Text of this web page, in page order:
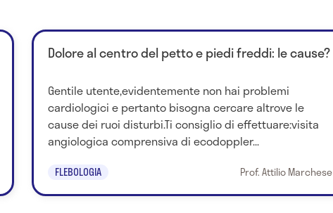
Dolore al centro del petto e piedi freddi: le cause?
Gentile utente,evidentemente non hai problemi
cardiologici e pertanto bisogna cercare altrove le
cause dei ruoi disturbi.Ti consiglio di effettuare:visita
angiologica comprensiva di ecodoppler...
FLEBOLOGIA Prof. Attilio Marchese